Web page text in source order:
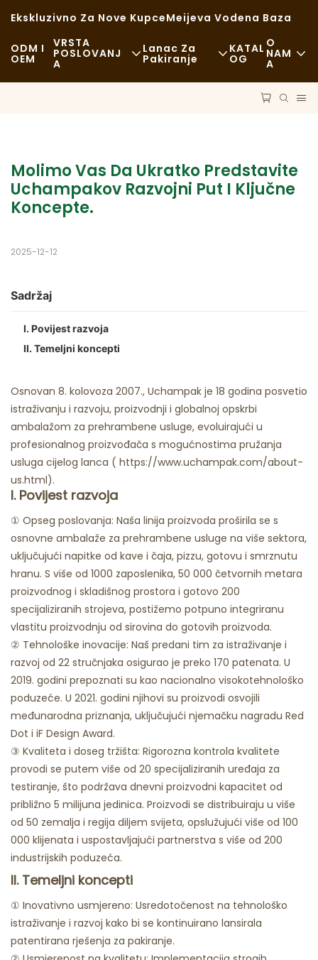
Ekskluzivno Za Nove KupceMeijeva Vodena Baza
ODM I
OEM
VRSTA
POSLOVANJ
A
Brza Hrana
Kafići I Kafići
Švedski Stol
Kamioni S Hranom
Restorani S Duhovima
Lanac Za
Pakiranje
Tehnologija
KATAL
OG
O
NAM
A
Vijesti
FAQS
Molimo Vas Da Ukratko Predstavite
Uchampakov Razvojni Put I Ključne
Koncepte.
2025-12-12
Sadržaj
I. Povijest razvoja
II. Temeljni koncepti
Osnovan 8. kolovoza 2007., Uchampak je 18 godina posvetio
istraživanju i razvoju, proizvodnji i globalnoj opskrbi
ambalažom za prehrambene usluge, evoluirajući u
profesionalnog proizvođača s mogućnostima pružanja
usluga cijelog lanca ( https://www.uchampak.com/about-
us.html).
I. Povijest razvoja
① Opseg poslovanja: Naša linija proizvoda proširila se s
osnovne ambalaže za prehrambene usluge na više sektora,
uključujući napitke od kave i čaja, pizzu, gotovu i smrznutu
hranu. S više od 1000 zaposlenika, 50 000 četvornih metara
proizvodnog i skladišnog prostora i gotovo 200
specijaliziranih strojeva, postižemo potpuno integriranu
vlastitu proizvodnju od sirovina do gotovih proizvoda.
② Tehnološke inovacije: Naš predani tim za istraživanje i
razvoj od 22 stručnjaka osigurao je preko 170 patenata. U
2019. godini prepoznati su kao nacionalno visokotehnološko
poduzeće. U 2021. godini njihovi su proizvodi osvojili
međunarodna priznanja, uključujući njemačku nagradu Red
Dot i iF Design Award.
③ Kvaliteta i doseg tržišta: Rigorozna kontrola kvalitete
provodi se putem više od 20 specijaliziranih uređaja za
testiranje, što podržava dnevni proizvodni kapacitet od
približno 5 milijuna jedinica. Proizvodi se distribuiraju u više
od 50 zemalja i regija diljem svijeta, opslužujući više od 100
000 klijenata i uspostavljajući partnerstva s više od 200
industrijskih poduzeća.
II. Temeljni koncepti
① Inovativno usmjereno: Usredotočenost na tehnološko
istraživanje i razvoj kako bi se kontinuirano lansirala
patentirana rješenja za pakiranje.